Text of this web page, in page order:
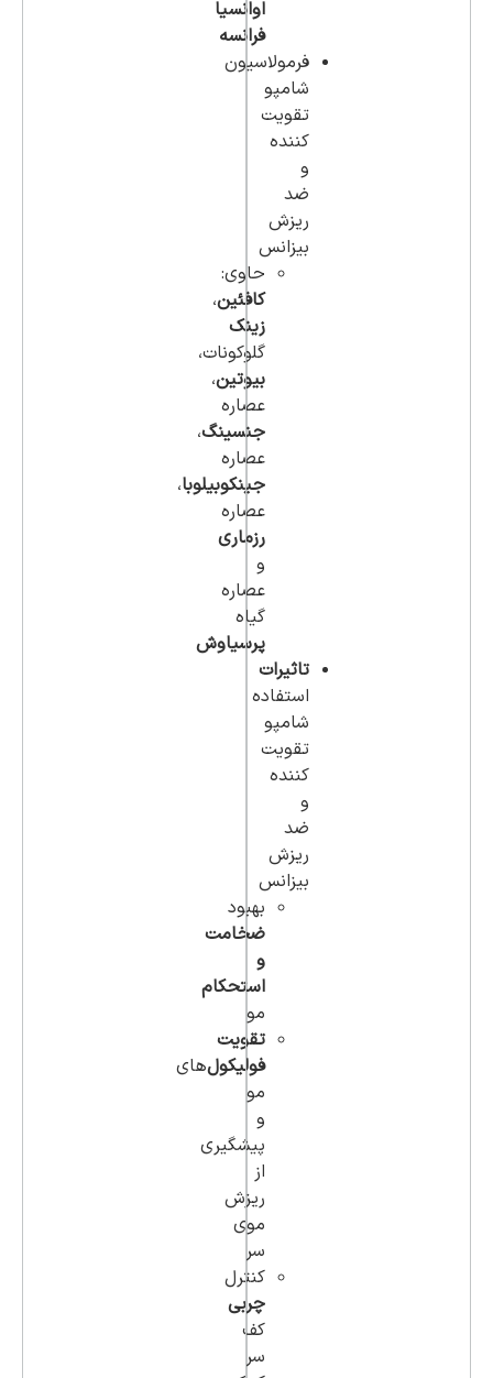
اوانسیا
فرانسه
فرمولاسیون
شامپو
تقویت
کننده
و
ضد
ریزش
بیزانس
حاوی:
کافئین،
زینک
گلوکونات،
بیوتین،
عصاره
جنسینگ،
عصاره
جینکوبیلوبا،
عصاره
رزماری
و
عصاره
گیاه
پرسیاوش
تاثیرات
استفاده
شامپو
تقویت
کننده
و
ضد
ریزش
بیزانس
بهبود
ضخامت
و
استحکام
مو
تقویت
فولیکول‌های
مو
و
پیشگیری
از
ریزش
موی
سر
کنترل
چربی
کف
سر